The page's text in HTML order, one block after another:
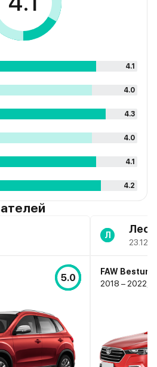
4.1
4.0
4.3
4.0
4.1
4.2
5.0
Л
FAW
2018 – 2022, I